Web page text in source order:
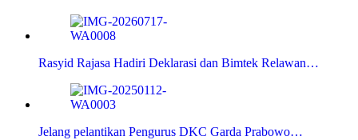
Rasyid Rajasa Hadiri Deklarasi dan Bimtek Relawan…
Jelang pelantikan Pengurus DKC Garda Prabowo…